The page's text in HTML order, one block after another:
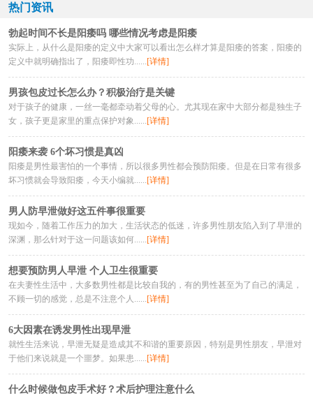
热门资讯
勃起时间不长是阳痿吗 哪些情况考虑是阳痿
实际上，从什么是阳痿的定义中大家可以看出怎么样才算是阳痿的答案，阳痿的
定义中就明确指出了，阳痿即性功......[详情]
男孩包皮过长怎么办？积极治疗是关键
对于孩子的健康，一丝一毫都牵动着父母的心。尤其现在家中大部分都是独生子
女，孩子更是家里的重点保护对象......[详情]
阳痿来袭 6个坏习惯是真凶
阳痿是男性最害怕的一个事情，所以很多男性都会预防阳痿。但是在日常有很多
坏习惯就会导致阳痿，今天小编就......[详情]
男人防早泄做好这五件事很重要
现如今，随着工作压力的加大，生活状态的低迷，许多男性朋友陷入到了早泄的
深渊，那么针对于这一问题该如何......[详情]
想要预防男人早泄 个人卫生很重要
在夫妻性生活中，大多数男性都是比较自我的，有的男性甚至为了自己的满足，
不顾一切的感觉，总是不注意个人......[详情]
6大因素在诱发男性出现早泄
就性生活来说，早泄无疑是造成其不和谐的重要原因，特别是男性朋友，早泄对
于他们来说就是一个噩梦。如果患......[详情]
什么时候做包皮手术好？术后护理注意什么